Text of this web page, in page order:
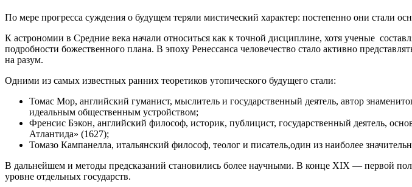
По мере прогресса суждения о будущем теряли мистический характер: постепенно они стали
К астрономии в Средние века начали относиться как к точной дисциплине, хотя ученые
подробности божественного плана. В эпоху Ренессанса человечество стало активно
на разум.
Одними из самых известных ранних теоретиков утопического будущего стали:
Томас Мор, английский гуманист, мыслитель и государственный деятель, автор
идеальным общественным устройством;
Френсис Бэкон, английский философ, историк, публицист, государственный деятель,
Атлантида» (1627);
Томазо Кампанелла, итальянский философ, теолог и писатель,один из наиболее
В дальнейшем и методы предсказаний становились более научными. В конце XIX — первой
уровне отдельных государств.